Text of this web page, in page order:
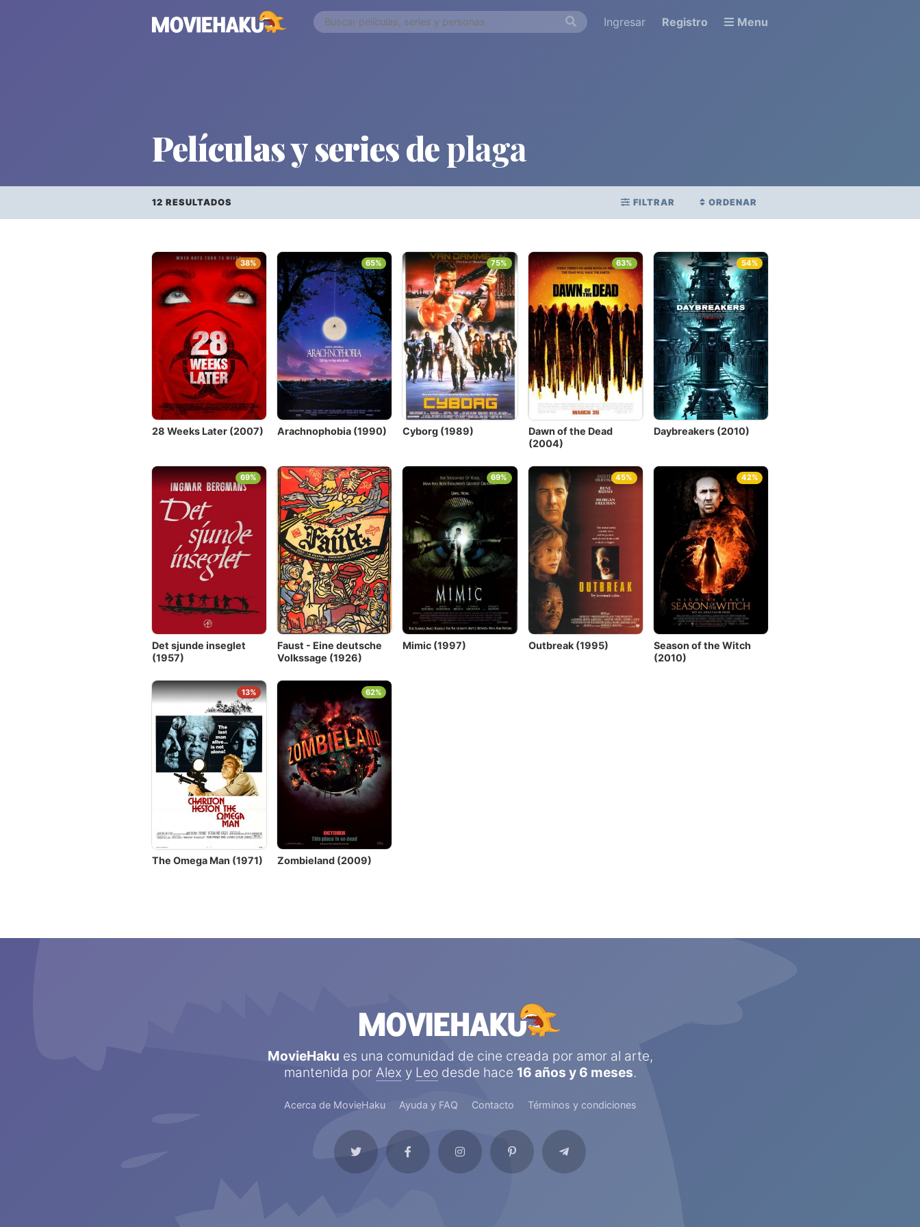
Ingresar Registro Menu
Películas y series deplaga
12 RESULTADOS FILTRAR ORDENAR
×
Todo Géneros Países Desde... Hasta...
Ver todo
28 Weeks Later (2007)
38%
Arachnophobia (1990)
65%
Cyborg (1989)
75%
Dawn of the Dead
(2004)
63%
Daybreakers (2010)
54%
Det sjunde inseglet
(1957)
69%
Faust - Eine deutsche
Volkssage (1926)
Mimic (1997)
69%
Outbreak (1995)
45%
Season of the Witch
(2010)
42%
The Omega Man (1971)
13%
Zombieland (2009)
62%
MovieHaku es una comunidad de cine creada por amor al arte,
mantenida por Alex y Leodesde hace 16 años y 6 meses.
Acerca de MovieHaku Ayuda y FAQ Contacto Términos y condiciones